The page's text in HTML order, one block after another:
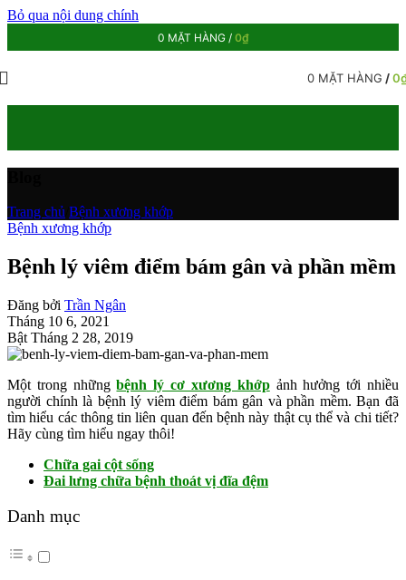
Bỏ qua nội dung chính
0 MẶT HÀNG / 0₫
0 MẶT HÀNG /0
Trang chủ Bệnh xương khớp
Bệnh xương khớp
Bệnh lý viêm điểm bám gân và phần mềm
Đăng bởi Trần Ngân
Tháng 10 6, 2021
Bật Tháng 2 28, 2019
Một trong nhữngbệnh lý cơ xương khớpảnh hưởng tới nhiều
người chính là bệnh lý viêm điểm bám gân và phần mềm. Bạn đã
tìm hiểu các thông tin liên quan đến bệnh này thật cụ thể và chi tiết?
Hãy cùng tìm hiểu ngay thôi!
Chữa gai cột sống
Đai lưng chữa bệnh thoát vị đĩa đệm
Danh mục